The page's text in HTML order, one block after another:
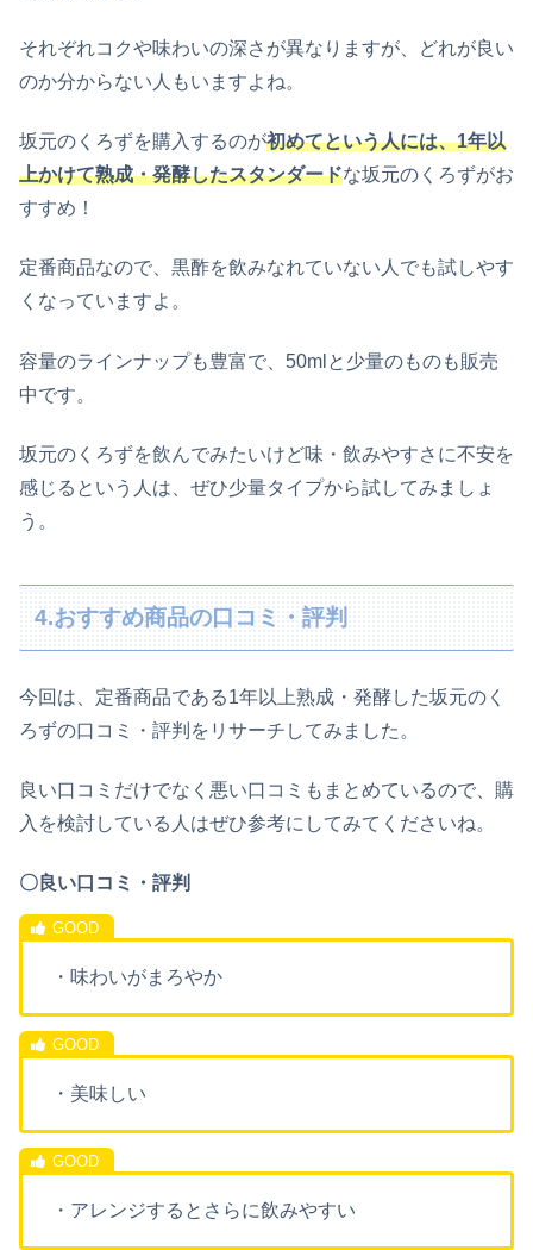
それぞれコクや味わいの深さが異なりますが、どれが良い
のか分からない人もいますよね。
坂元のくろずを購入するのが初めてという人には、1年以
上かけて熟成・発酵したスタンダードな坂元のくろずがお
すすめ！
定番商品なので、黒酢を飲みなれていない人でも試しやす
くなっていますよ。
容量のラインナップも豊富で、50mlと少量のものも販売
中です。
坂元のくろずを飲んでみたいけど味・飲みやすさに不安を
感じるという人は、ぜひ少量タイプから試してみましょ
う。
4.おすすめ商品の口コミ・評判
今回は、定番商品である1年以上熟成・発酵した坂元のく
ろずの口コミ・評判をリサーチしてみました。
良い口コミだけでなく悪い口コミもまとめているので、購
入を検討している人はぜひ参考にしてみてくださいね。
〇良い口コミ・評判
・味わいがまろやか
・美味しい
・アレンジするとさらに飲みやすい